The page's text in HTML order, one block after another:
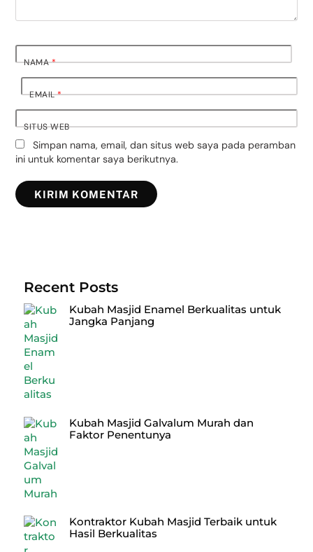
NAMA*
EMAIL*
SITUS WEB
Simpan nama, email, dan situs web saya pada peramban
ini untuk komentar saya berikutnya.
Recent Posts
Kubah Masjid Enamel Berkualitas untuk
Jangka Panjang
Kubah Masjid Galvalum Murah dan
Faktor Penentunya
Kontraktor Kubah Masjid Terbaik untuk
Hasil Berkualitas